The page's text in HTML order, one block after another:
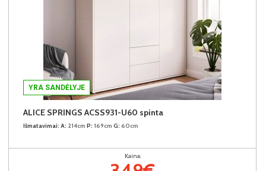
YRA SANDĖLYJE
ALICE SPRINGS ACSS931-U60 spinta
Išmatavimai: A: 214cm P: 169cm G: 60cm
Kaina: